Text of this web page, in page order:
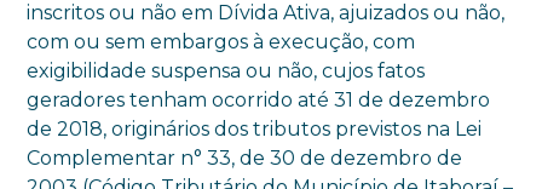
inscritos ou não em Dívida Ativa, ajuizados ou não,
com ou sem embargos à execução, com
exigibilidade suspensa ou não, cujos fatos
geradores tenham ocorrido até 31 de dezembro
de 2018, originários dos tributos previstos na Lei
Complementar n° 33, de 30 de dezembro de